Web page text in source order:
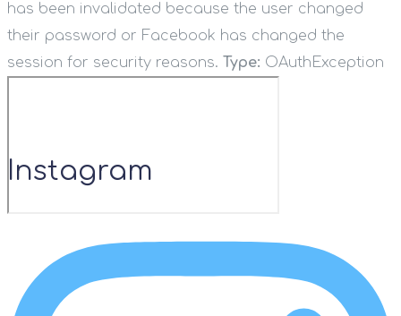
has been invalidated because the user changed
their password or Facebook has changed the
session for security reasons. Type: OAuthException
Instagram